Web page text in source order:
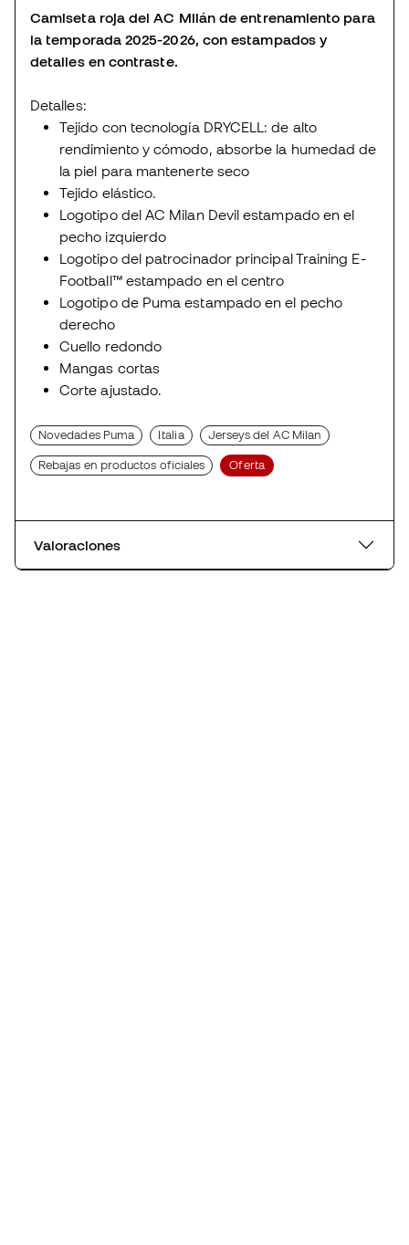
Camiseta roja del AC Milán de entrenamiento para
la temporada 2025-2026, con estampados y
detalles en contraste.
Detalles:
Tejido con tecnología DRYCELL: de alto
rendimiento y cómodo, absorbe la humedad de
la piel para mantenerte seco
Tejido elástico.
Logotipo del AC Milan Devil estampado en el
pecho izquierdo
Logotipo del patrocinador principal Training E-
Football™ estampado en el centro
Logotipo de Puma estampado en el pecho
derecho
Cuello redondo
Mangas cortas
Corte ajustado.
Novedades Puma Italia Jerseys del AC Milan
Rebajas en productos oficiales Oferta
Valoraciones